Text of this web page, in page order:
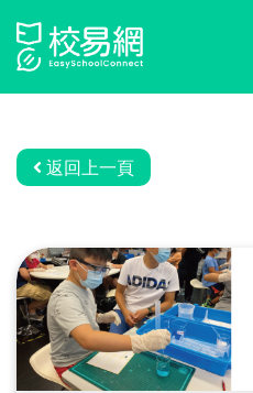
搜
務
資
訊
關
於
我
返回上一頁